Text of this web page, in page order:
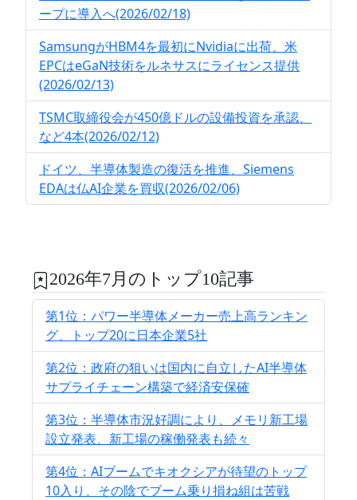
ープに導入へ(2026/02/18)
SamsungがHBM4を最初にNvidiaに出荷、米
EPCはeGaN技術をルネサスにライセンス提供
(2026/02/13)
TSMC取締役会が450億ドルの設備投資を承認、
など4本(2026/02/12)
ドイツ、半導体製造の復活を推進、Siemens
EDAは仏AI企業を買収(2026/02/06)
2026年7月のトップ10記事
第1位：パワー半導体メーカー売上高ランキン
グ、トップ20に日本企業5社
第2位：政府の狙いは国内に自立したAI半導体
サプライチェーン構築で経済安保確
第3位：半導体市況好調により、メモリ新工場
設立発表、新工場の稼働発表も続々
第4位：AIブームでキオクシアが待望のトップ
10入り、その陰でブーム乗り損ね組は苦戦